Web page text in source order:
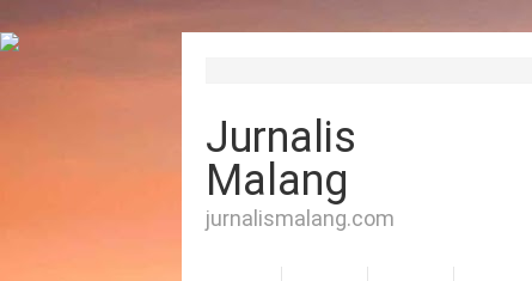
Jurnalis
Malang
jurnalismalang.com